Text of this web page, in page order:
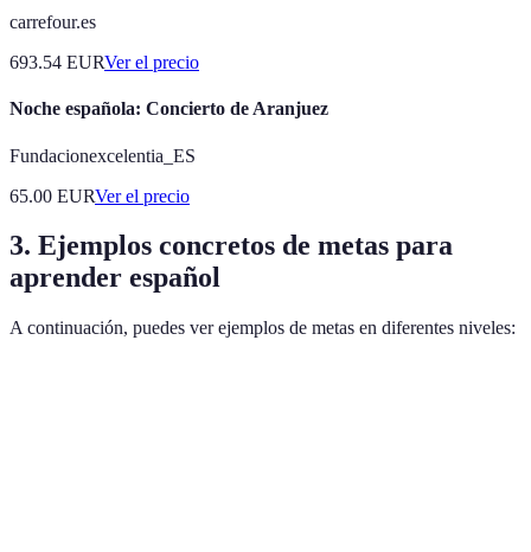
carrefour.es
693.54 EURVer el precio
Noche española: Concierto de Aranjuez
Fundacionexcelentia_ES
65.00 EURVer el precio
3. Ejemplos concretos de metas para
aprender español
A continuación, puedes ver ejemplos de metas en diferentes niveles: